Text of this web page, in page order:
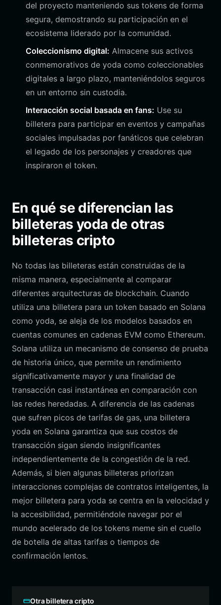
del proyecto manteniendo sus tokens de forma
segura, demostrando su participación en el
ecosistema liderado por la comunidad.
Coleccionismo digital: Almacene sus activos
conmemorativos de yoda como coleccionables
digitales a largo plazo, manteniéndolos seguros
en un entorno sin custodia.
Interacción social basada en fans: Use su
billetera para participar en eventos y campañas
sociales impulsadas por fanáticos que celebran
el legado de los personajes y creadores que
inspiraron el token.
En qué se diferencian las
billeteras yoda de otras
billeteras cripto
No todas las billeteras están construidas de la
misma manera, especialmente al comparar
diferentes arquitecturas de blockchain. Cuando
utiliza una billetera para un token basado en Solana
como yoda, se aleja de los modelos basados en
cuentas comunes en cadenas EVM como Ethereum.
Solana utiliza un mecanismo de consenso de prueba
de historia único, que permite un rendimiento
significativamente mayor y una finalidad de
transacción casi instantánea en comparación con
las redes heredadas. A diferencia de las cadenas
que sufren picos de tarifas de gas, una billetera
yoda en Solana garantiza que sus costos de
transacción sigan siendo insignificantes
independientemente de la congestión de la red.
Además, si bien algunas billeteras priorizan
interacciones complejas de contratos inteligentes, la
mejor billetera para yoda se centra en la velocidad y
la accesibilidad, permitiéndole navegar por el
mundo acelerado de los tokens meme sin el cuello
de botella de altas tarifas o tiempos de
confirmación lentos.
Otra billetera cripto